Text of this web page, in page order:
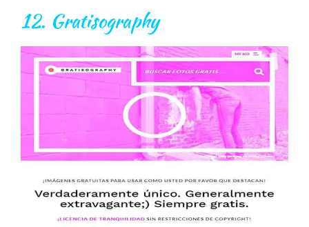
12. Gratisography